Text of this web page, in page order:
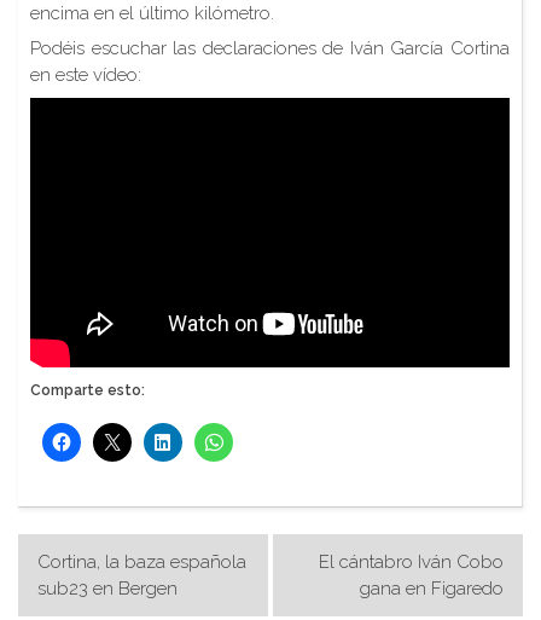
encima en el último kilómetro.
Podéis escuchar las declaraciones de Iván García Cortina
en este vídeo:
Comparte esto:
Navegación
de
Cortina, la baza española
sub23 en Bergen
El cántabro Iván Cobo
gana en Figaredo